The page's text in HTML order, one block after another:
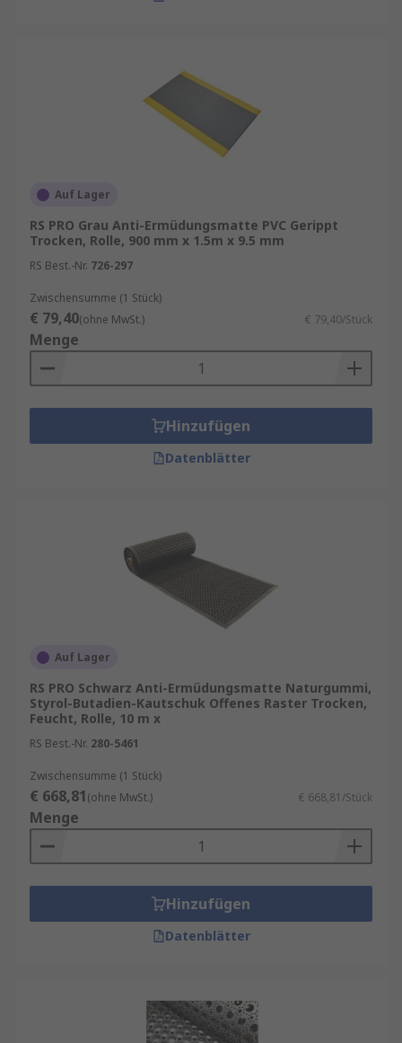
Auf Lager
RS PRO Grau Anti-Ermüdungsmatte PVC Gerippt
Trocken, Rolle, 900 mm x 1.5m x 9.5 mm
RS Best.-Nr. 726-297
Zwischensumme (1 Stück)
€ 79,40(ohne MwSt.) € 79,40/Stück
Menge
Hinzufügen
Datenblätter
Auf Lager
RS PRO Schwarz Anti-Ermüdungsmatte Naturgummi,
Styrol-Butadien-Kautschuk Offenes Raster Trocken,
Feucht, Rolle, 10 m x
RS Best.-Nr. 280-5461
Zwischensumme (1 Stück)
€ 668,81(ohne MwSt.) € 668,81/Stück
Menge
Hinzufügen
Datenblätter